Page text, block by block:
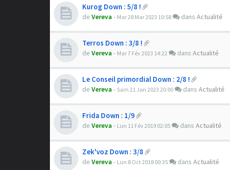
Kurog Down : 5/8 !
de Vereva - Mar 28 Mar 2023 10:58 dans Actualité
Terros Down : 3/8 !
de Vereva - Mar 7 Fév 2023 14:22 dans Actualité
Le Conseil primordial Down : 2/8 !
de Vereva - Sam 21 Jan 2023 20:00 dans Actualité
Frida Down : 1/9
de Vereva - Lun 11 Fév 2019 02:05 dans Actualité
Zek'voz Down : 3/8
de Vereva - Lun 8 Oct 2018 00:35 dans Actualité